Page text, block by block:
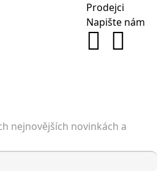
Prodejci
Napište nám
nejnovějších novinkách a